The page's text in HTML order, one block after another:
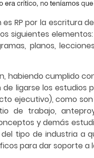
RP por la escritura
siguientes
planos,
habiendo cumplido
ligarse los estudios
ejecutivo), como
de trabajo,
y demás
tipo de industria a
para dar soporte a